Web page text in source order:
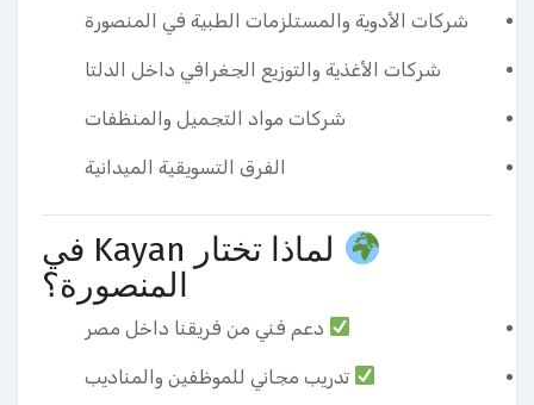
شركات الأدوية والمستلزمات الطبية في المنصورة
شركات الأغذية والتوزيع الجغرافي داخل الدلتا
شركات مواد التجميل والمنظفات
الفرق التسويقية الميدانية
لماذا تختار Kayan في
المنصورة؟
دعم فني من فريقنا داخل مصر
تدريب مجاني للموظفين والمناديب